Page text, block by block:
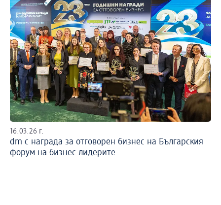
16.03.26 г.
dm с награда за отговорен бизнес на Българския
форум на бизнес лидерите